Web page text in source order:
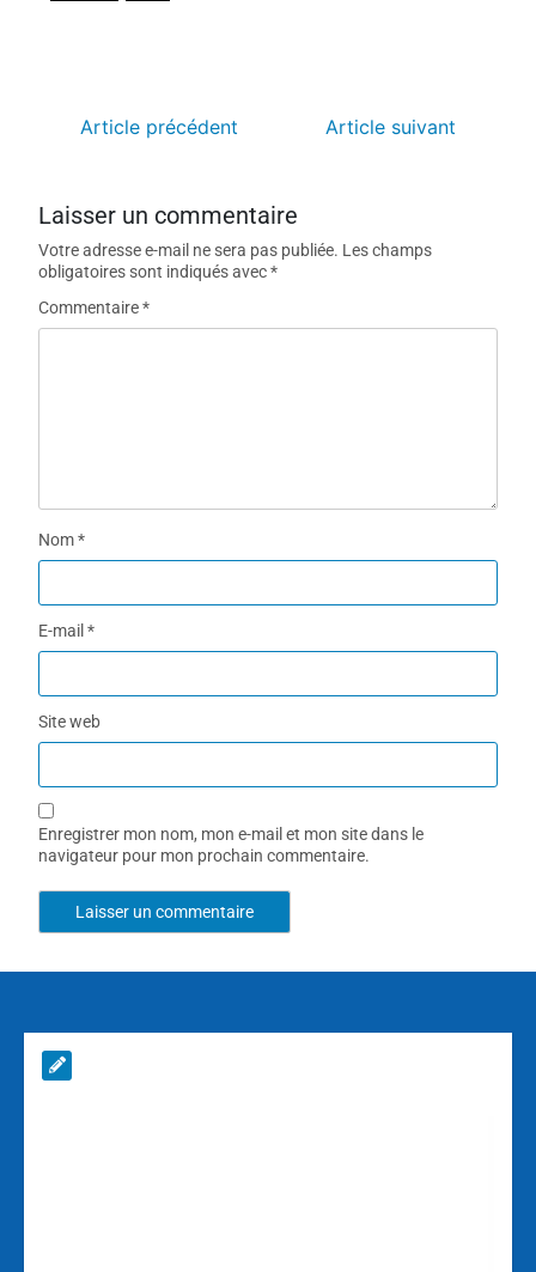
Article précédent Article suivant
Laisser un commentaire
Votre adresse e-mail ne sera pas publiée. Les champs
obligatoires sont indiqués avec*
Commentaire*
Nom*
E-mail*
Site web
Enregistrer mon nom, mon e-mail et mon site dans le
navigateur pour mon prochain commentaire.